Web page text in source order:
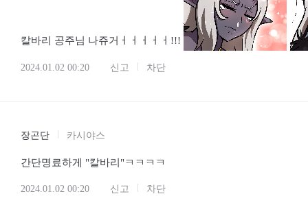
칼바리 공주님 나쥬거ㅓㅓㅓㅓㅓ!!!
2024.01.02 00:20 신고 차단
장곤단 카시야스
간단명료하게 "칼바리"ㅋㅋㅋㅋ
2024.01.02 00:20 신고 차단